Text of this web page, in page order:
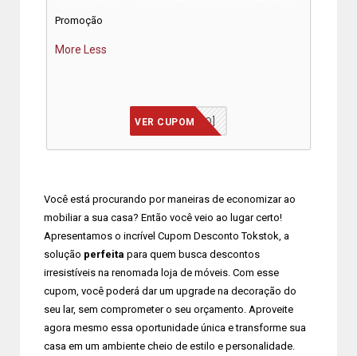
Promoção
More Less
[JÁ INCLUSO]
VER CUPOM
Você está procurando por maneiras de economizar ao
mobiliar a sua casa? Então você veio ao lugar certo!
Apresentamos o incrível Cupom Desconto Tokstok, a
solução perfeita para quem busca descontos
irresistíveis na renomada loja de móveis. Com esse
cupom, você poderá dar um upgrade na decoração do
seu lar, sem comprometer o seu orçamento. Aproveite
agora mesmo essa oportunidade única e transforme sua
casa em um ambiente cheio de estilo e personalidade.